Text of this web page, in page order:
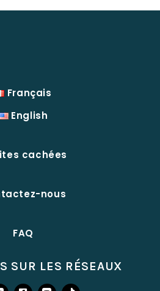
Français
English
cachées
nous
FAQ
SUR LES RÉSEAUX